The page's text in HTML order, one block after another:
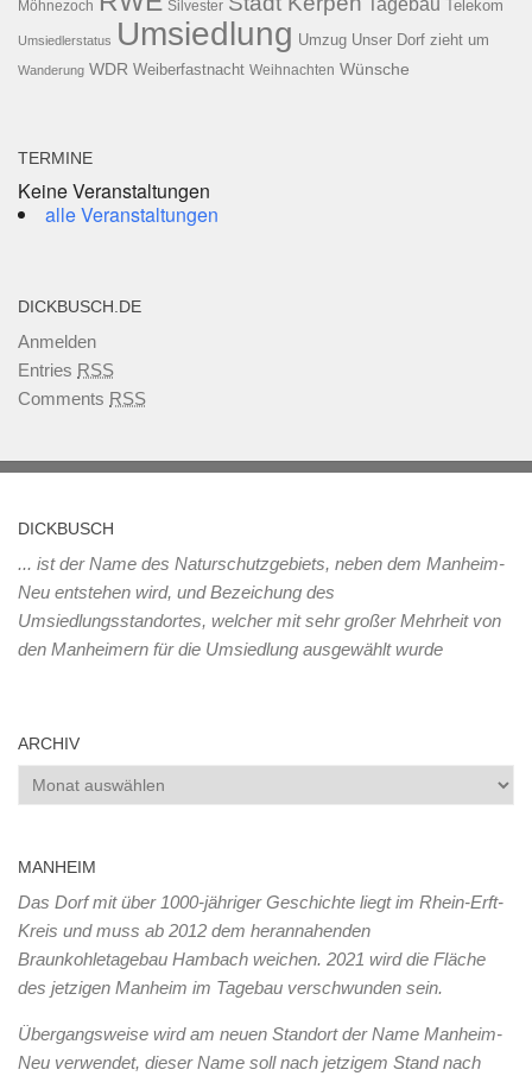
Möhnezoch
Silvester Telekom
Umsiedlerstatus Umsiedlung Umzug Unser Dorf zieht um
Wanderung WDR Weiberfastnacht Weihnachten Wünsche
TERMINE
Keine Veranstaltungen
alle Veranstaltungen
DICKBUSCH.DE
Anmelden
Entries RSS
Comments RSS
DICKBUSCH
... ist der Name des Naturschutzgebiets, neben dem Manheim-
Neu entstehen wird, und Bezeichung des
Umsiedlungsstandortes, welcher mit sehr großer Mehrheit von
den Manheimern für die Umsiedlung ausgewählt wurde
ARCHIV
Archiv
MANHEIM
Das Dorf mit über 1000-jähriger Geschichte liegt im Rhein-Erft-
Kreis und muss ab 2012 dem herannahenden
Braunkohletagebau Hambach weichen. 2021 wird die Fläche
des jetzigen Manheim im Tagebau verschwunden sein.
Übergangsweise wird am neuen Standort der Name Manheim-
Neu verwendet, dieser Name soll nach jetzigem Stand nach